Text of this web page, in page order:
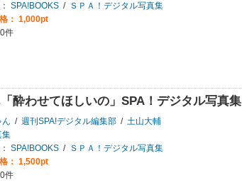
SPA!BOOKS /
ＳＰＡ！デジタル写真集
： 1,000pt
件
酔わせてほしいの」SPA！デジタル写真集
ん / 週刊SPA!デジタル編集部 / 土山大輔
集
SPA!BOOKS /
ＳＰＡ！デジタル写真集
： 1,500pt
件